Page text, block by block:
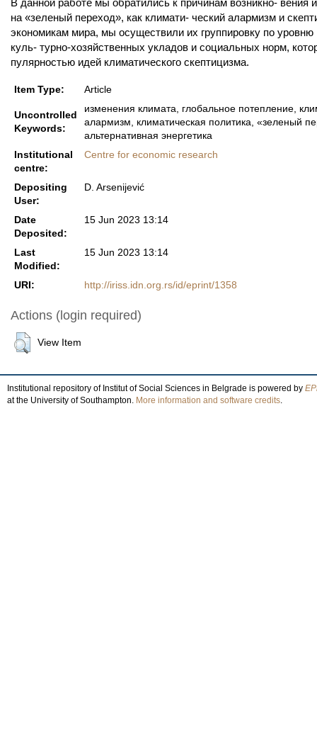
на «зеленый переход», как климати- ческий алармизм и
экономикам мира, мы осуществили их группировку по
куль- турно-хозяйственных укладов и социальных норм,
пулярностью идей климатического скептицизма.
Item Type: Article
Uncontrolled
Keywords:
изменения климата, глобальное потепление,
алармизм, климатическая политика, «зеленый
альтернативная энергетика
Institutional
centre:
Centre for economic research
Depositing
User:
D. Arsenijević
Date
Deposited:
15 Jun 2023 13:14
Last
Modified:
15 Jun 2023 13:14
URI: http://iriss.idn.org.rs/id/eprint/1358
Actions (login required)
View Item
Institutional repository of Institut of Social Sciences in Belgrade is powered by
at the University of Southampton. More information and software credits